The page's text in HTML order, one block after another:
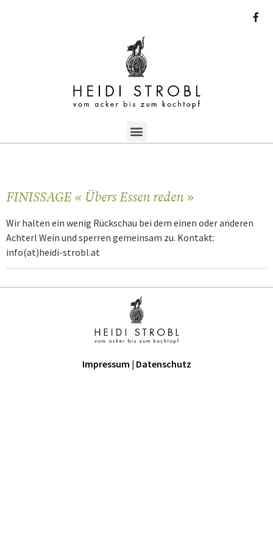
FINISSAGE « Übers Essen reden »
Wir halten ein wenig Rückschau bei dem einen oder anderen
Achterl Wein und sperren gemeinsam zu. Kontakt:
info(at)heidi-strobl.at
Impressum | Datenschutz